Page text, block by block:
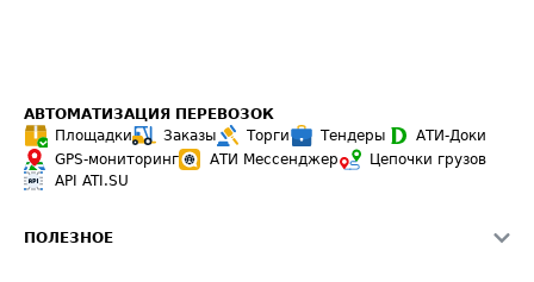
АВТОМАТИЗАЦИЯ ПЕРЕВОЗОК
Площадки
Заказы Торги Тендеры
АТИ-Доки
GPS-мониторинг
АТИ Мессенджер
Цепочки грузов
API ATI.SU
ПОЛЕЗНОЕ